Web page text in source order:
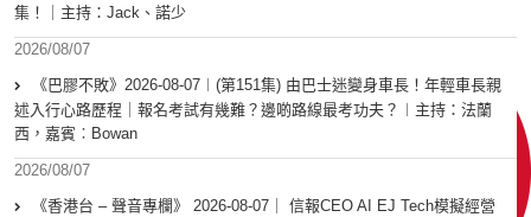
集！｜主持：Jack、諾少
2026/08/07
《巴膠不敗》2026-08-07︱(第151集) 由巴士迷變身車長！年輕車長親
述入行心路歷程｜報名考試有幾難？邊啲路線最考功夫？︱主持：法蘭
西，嘉賓︰Bowan
2026/08/07
《香港台 – 聲音專欄》 2026-08-07｜ 信報CEO AI EJ Tech模擬經營